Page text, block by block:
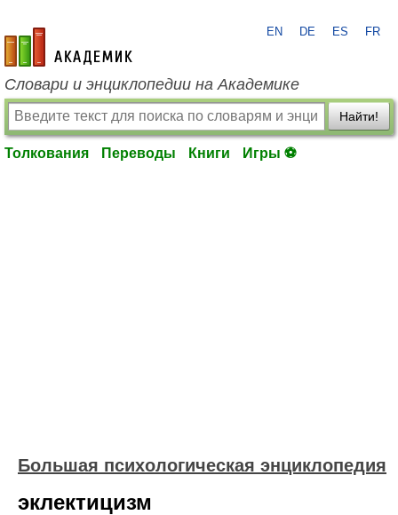
academic.ru
EN DE ES FR
Словари и энциклопедии на Академике
Найти!
Толкования Переводы Книги Игры ⚽
Большая психологическая энциклопедия
эклектицизм